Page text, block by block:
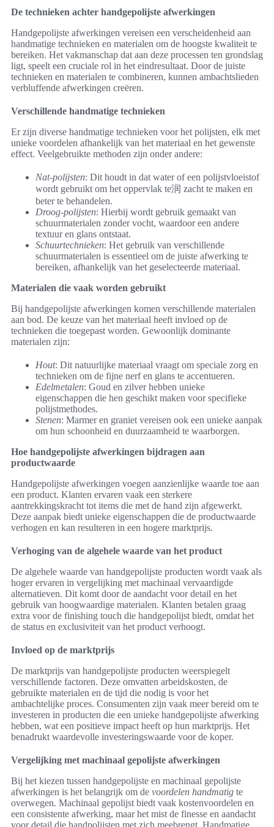
De technieken achter handgepolijste afwerkingen
Handgepolijste afwerkingen vereisen een verscheidenheid aan
handmatige technieken en materialen om de hoogste kwaliteit te
bereiken. Het vakmanschap dat aan deze processen ten grondslag
ligt, speelt een cruciale rol in het eindresultaat. Door de juiste
technieken en materialen te combineren, kunnen ambachtslieden
verbluffende afwerkingen creëren.
Verschillende handmatige technieken
Er zijn diverse handmatige technieken voor het polijsten, elk met
unieke voordelen afhankelijk van het materiaal en het gewenste
effect. Veelgebruikte methoden zijn onder andere:
Nat-polijsten: Dit houdt in dat water of een polijstvloeistof
wordt gebruikt om het oppervlak te润 zacht te maken en
beter te behandelen.
Droog-polijsten: Hierbij wordt gebruik gemaakt van
schuurmaterialen zonder vocht, waardoor een andere
textuur en glans ontstaat.
Schuurtechnieken: Het gebruik van verschillende
schuurmaterialen is essentieel om de juiste afwerking te
bereiken, afhankelijk van het geselecteerde materiaal.
Materialen die vaak worden gebruikt
Bij handgepolijste afwerkingen komen verschillende materialen
aan bod. De keuze van het materiaal heeft invloed op de
technieken die toegepast worden. Gewoonlijk dominante
materialen zijn:
Hout: Dit natuurlijke materiaal vraagt om speciale zorg en
technieken om de fijne nerf en glans te accentueren.
Edelmetalen: Goud en zilver hebben unieke
eigenschappen die hen geschikt maken voor specifieke
polijstmethodes.
Stenen: Marmer en graniet vereisen ook een unieke aanpak
om hun schoonheid en duurzaamheid te waarborgen.
Hoe handgepolijste afwerkingen bijdragen aan
productwaarde
Handgepolijste afwerkingen voegen aanzienlijke waarde toe aan
een product. Klanten ervaren vaak een sterkere
aantrekkingskracht tot items die met de hand zijn afgewerkt.
Deze aanpak biedt unieke eigenschappen die de productwaarde
verhogen en kan resulteren in een hogere marktprijs.
Verhoging van de algehele waarde van het product
De algehele waarde van handgepolijste producten wordt vaak als
hoger ervaren in vergelijking met machinaal vervaardigde
alternatieven. Dit komt door de aandacht voor detail en het
gebruik van hoogwaardige materialen. Klanten betalen graag
extra voor de finishing touch die handgepolijst biedt, omdat het
de status en exclusiviteit van het product verhoogt.
Invloed op de marktprijs
De marktprijs van handgepolijste producten weerspiegelt
verschillende factoren. Deze omvatten arbeidskosten, de
gebruikte materialen en de tijd die nodig is voor het
ambachtelijke proces. Consumenten zijn vaak meer bereid om te
investeren in producten die een unieke handgepolijste afwerking
hebben, wat een positieve impact heeft op hun marktprijs. Het
benadrukt waardevolle investeringswaarde voor de koper.
Vergelijking met machinaal gepolijste afwerkingen
Bij het kiezen tussen handgepolijste en machinaal gepolijste
afwerkingen is het belangrijk om de voordelen handmatig te
overwegen. Machinaal gepolijst biedt vaak kostenvoordelen en
een consistente afwerking, maar het mist de finesse en aandacht